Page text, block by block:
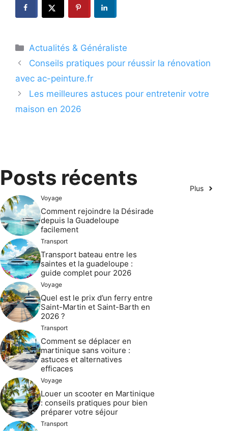
Catégories
Actualités & Généraliste
Conseils pratiques pour réussir la rénovation
avec ac-peinture.fr
Les meilleures astuces pour entretenir votre
maison en 2026
Posts récents Plus
Voyage
Comment rejoindre la Désirade
depuis la Guadeloupe
facilement
Transport
Transport bateau entre les
saintes et la guadeloupe :
guide complet pour 2026
Voyage
Quel est le prix d’un ferry entre
Saint-Martin et Saint-Barth en
2026 ?
Transport
Comment se déplacer en
martinique sans voiture :
astuces et alternatives
efficaces
Voyage
Louer un scooter en Martinique
: conseils pratiques pour bien
préparer votre séjour
Transport